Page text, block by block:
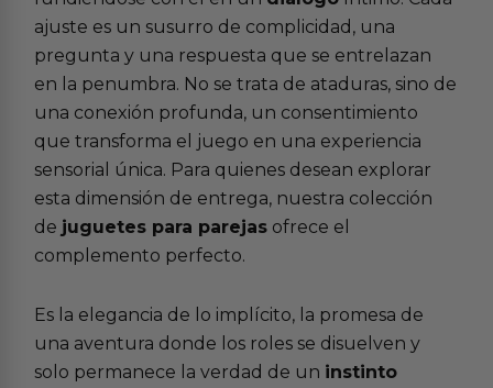
ajuste es un susurro de complicidad, una
pregunta y una respuesta que se entrelazan
en la penumbra. No se trata de ataduras, sino de
una conexión profunda, un consentimiento
que transforma el juego en una experiencia
sensorial única. Para quienes desean explorar
esta dimensión de entrega, nuestra colección
de juguetes para parejas ofrece el
complemento perfecto.
Es la elegancia de lo implícito, la promesa de
una aventura donde los roles se disuelven y
solo permanece la verdad de un instinto